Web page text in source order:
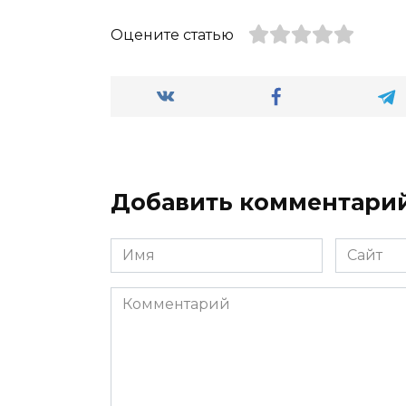
Оцените статью
Добавить
Имя
*
Сайт
Комментарий